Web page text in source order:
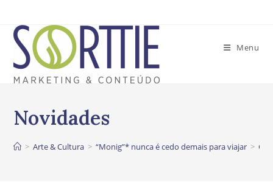
conteúdo
Menu
> Arte & Cultura > “Monig”* nunca é cedo demais para viajar >